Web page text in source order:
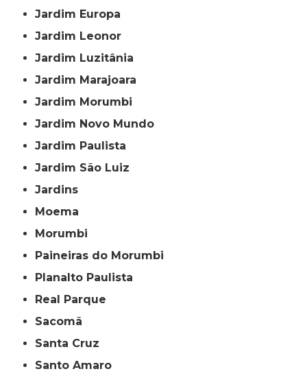
Jardim Europa
Jardim Leonor
Jardim Luzitânia
Jardim Marajoara
Jardim Morumbi
Jardim Novo Mundo
Jardim Paulista
Jardim São Luiz
Jardins
Moema
Morumbi
Paineiras do Morumbi
Planalto Paulista
Real Parque
Sacomã
Santa Cruz
Santo Amaro